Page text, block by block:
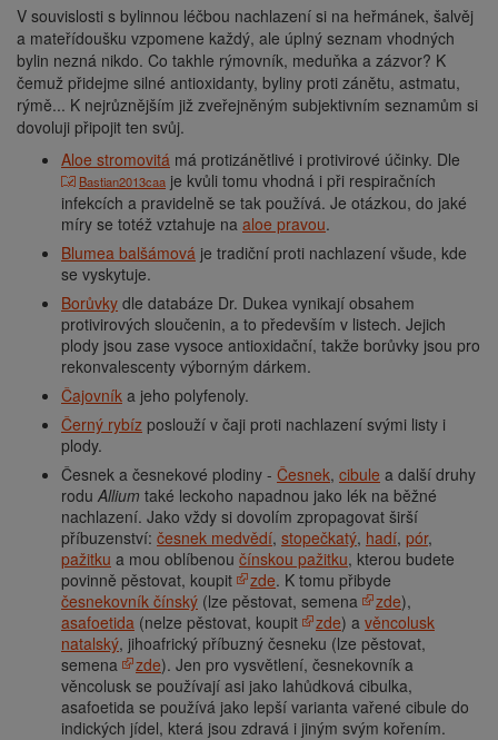
V souvislosti s bylinnou léčbou nachlazení si na heřmánek, šalvěj
a mateřídoušku vzpomene každý, ale úplný seznam vhodných
bylin nezná nikdo. Co takhle rýmovník, meduňka a zázvor? K
čemuž přidejme silné antioxidanty, byliny proti zánětu, astmatu,
rýmě... K nejrůznějším již zveřejněným subjektivním seznamům si
dovoluji připojit ten svůj.
Aloe stromovitá má protizánětlivé i protivirové účinky. Dle
Bastian2013caa je kvůli tomu vhodná i při respiračních
infekcích a pravidelně se tak používá. Je otázkou, do jaké
míry se totéž vztahuje na aloe pravou.
Blumea balšámová je tradiční proti nachlazení všude, kde
se vyskytuje.
Borůvky dle databáze Dr. Dukea vynikají obsahem
protivirových sloučenin, a to především v listech. Jejich
plody jsou zase vysoce antioxidační, takže borůvky jsou pro
rekonvalescenty výborným dárkem.
Čajovník a jeho polyfenoly.
Černý rybíz poslouží v čaji proti nachlazení svými listy i
plody.
Česnek a česnekové plodiny - Česnek, cibule a další druhy
rodu Allium také leckoho napadnou jako lék na běžné
nachlazení. Jako vždy si dovolím zpropagovat širší
příbuzenství: česnek medvědí, stopečkatý, hadí, pór,
pažitku a mou oblíbenou čínskou pažitku, kterou budete
povinně pěstovat, koupit
zde. K tomu přibyde
česnekovník čínský (lze pěstovat, semena zde),
asafoetida (nelze pěstovat, koupit zde) a věncolusk
natalský, jihoafrický příbuzný česneku (lze pěstovat,
semena
zde). Jen pro vysvětlení, česnekovník a
věncolusk se používají asi jako lahůdková cibulka,
asafoetida se používá jako lepší varianta vařené cibule do
indických jídel, která jsou zdravá i jiným svým kořením.